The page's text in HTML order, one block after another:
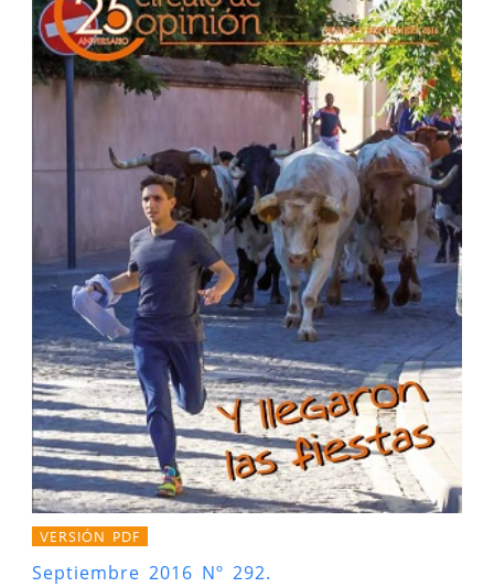
VERSIÓN PDF
Septiembre 2016 Nº 292.